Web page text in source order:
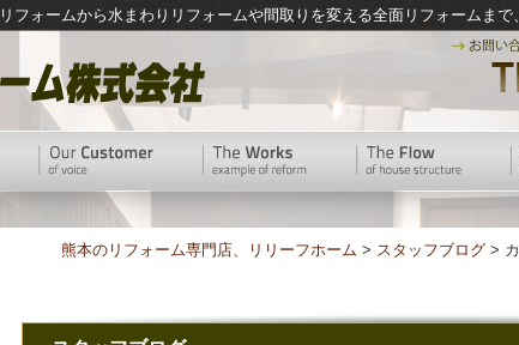
フォームから水まわりリフォームや間取りを変える全面リフォームまで
熊本のリフォーム専門店、リリーフホーム > スタッフブログ >